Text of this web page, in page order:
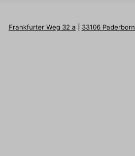
Frankfurter Weg 32 a 33106 Paderborn